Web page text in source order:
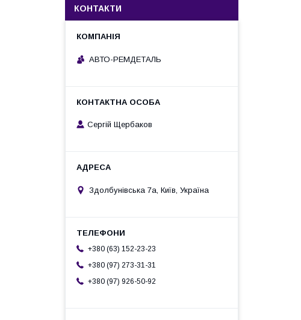
КОНТАКТИ
АВТО-РЕМДЕТАЛЬ
Сергій Щербаков
Здолбунівська 7а, Київ, Україна
+380 (63) 152-23-23
+380 (97) 273-31-31
+380 (97) 926-50-92